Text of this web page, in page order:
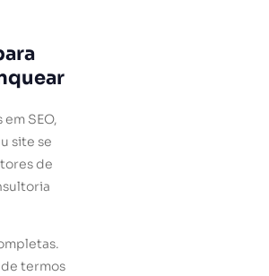
SEO,
site se
de
termos